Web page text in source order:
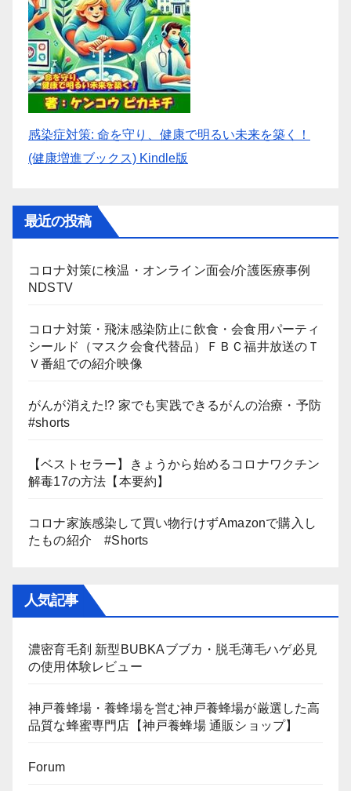
感染症対策: 命を守り、健康で明るい未来を築く！
(健康増進ブックス) Kindle版
最近の投稿
コロナ対策に検温・オンライン面会/介護医療事例
NDSTV
コロナ対策・飛沫感染防止に飲食・会食用パーティ
シールド（マスク会食代替品）ＦＢＣ福井放送のＴ
Ｖ番組での紹介映像
がんが消えた!? 家でも実践できるがんの治療・予防
#shorts
【ベストセラー】きょうから始めるコロナワクチン
解毒17の方法【本要約】
コロナ家族感染して買い物行けずAmazonで購入し
たもの紹介 #Shorts
人気記事
濃密育毛剤 新型BUBKAブブカ・脱毛薄毛ハゲ必見
の使用体験レビュー
神戸養蜂場・養蜂場を営む神戸養蜂場が厳選した高
品質な蜂蜜専門店【神戸養蜂場 通販ショップ】
Forum